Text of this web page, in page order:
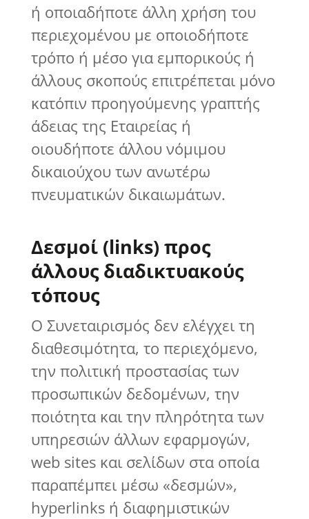
ή οποιαδήποτε άλλη χρήση του
περιεχομένου με οποιοδήποτε
τρόπο ή μέσο για εμπορικούς ή
άλλους σκοπούς επιτρέπεται μόνο
κατόπιν προηγούμενης γραπτής
άδειας της Εταιρείας ή
οιουδήποτε άλλου νόμιμου
δικαιούχου των ανωτέρω
πνευματικών δικαιωμάτων.
Δεσμοί (links) προς
άλλους διαδικτυακούς
τόπους
Ο Συνεταιρισμός δεν ελέγχει τη
διαθεσιμότητα, το περιεχόμενο,
την πολιτική προστασίας των
προσωπικών δεδομένων, την
ποιότητα και την πληρότητα των
υπηρεσιών άλλων εφαρμογών,
web sites και σελίδων στα οποία
παραπέμπει μέσω «δεσμών»,
hyperlinks ή διαφημιστικών